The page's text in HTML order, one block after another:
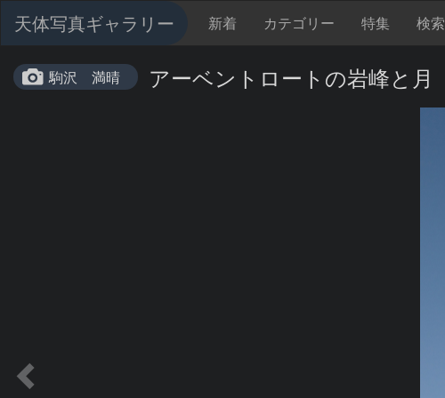
天体写真ギャラリー 新着 カテゴリー 特集 検索
駒沢 満晴 アーベントロートの岩峰と月